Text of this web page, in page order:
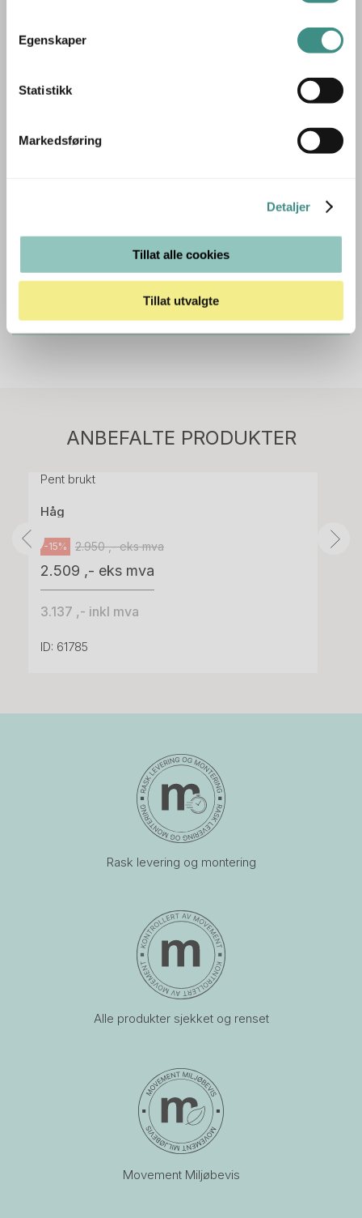
Egenskaper
Statistikk
Markedsføring
Detaljer
Tillat alle cookies
Tillat utvalgte
Trenger du hjelp med et større kjøp eller
ANBEFALTE PRODUKTER
Pent brukt
Håg
-15% 2.950 ,- eks mva
2.509 ,- eks mva
3.137 ,- inkl mva
ID: 61785
Rask levering og montering
Alle produkter sjekket og renset
Movement Miljøbevis